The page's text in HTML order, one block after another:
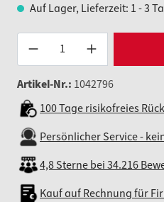
Auf Lager, Lieferzeit: 1 - 3
Artikel-Nr.: 1042796
100 Tage risikofreies
Persönlicher Service -
4,8 Sterne bei 34.216
Kauf auf Rechnung für